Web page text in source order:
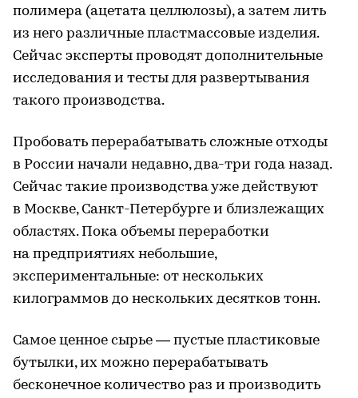
полимера (ацетата целлюлозы), а затем лить
из него различные пластмассовые изделия.
Сейчас эксперты проводят дополнительные
исследования и тесты для развертывания
такого производства.
Пробовать перерабатывать сложные отходы
в России начали недавно, два-три года назад.
Сейчас такие производства уже действуют
в Москве, Санкт-Петербурге и близлежащих
областях. Пока объемы переработки
на предприятиях небольшие,
экспериментальные: от нескольких
килограммов до нескольких десятков тонн.
Самое ценное сырье — пустые пластиковые
бутылки, их можно перерабатывать
бесконечное количество раз и производить